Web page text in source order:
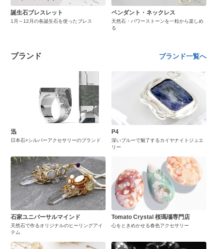
誕生石ブレスレット
1月～12月の各誕生石を使ったブレス
ペンダント・ネックレス
天然石・パワーストーンを一粒から楽しめ
る
ブランド ブランド一覧へ
迅
日本石×シルバーアクセサリーのブランド
P4
深いブルーで魅了するカイヤナイトジュエ
リー
石家ユニバーサルマインド
天然石で作るオリジナルのヒーリングアイ
テム
Tomato Crystal 桜瑪瑙専門店
心をときめかせる春色アクセサリー